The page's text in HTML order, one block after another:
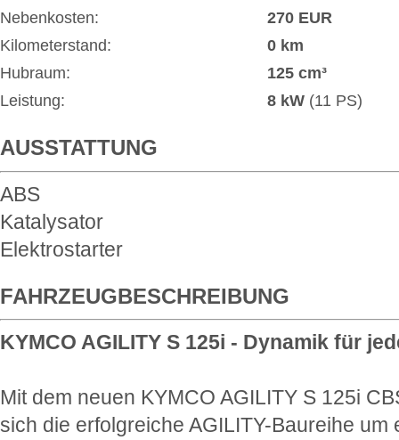
Nebenkosten:
270 EUR
Kilometerstand:
0 km
Hubraum:
125 cm³
Leistung:
8 kW (11 PS)
AUSSTATTUNG
ABS
Katalysator
Elektrostarter
FAHRZEUGBESCHREIBUNG
KYMCO AGILITY S 125i - Dynamik für
Mit dem neuen KYMCO AGILITY S 125i
sich die erfolgreiche AGILITY-Baureihe um